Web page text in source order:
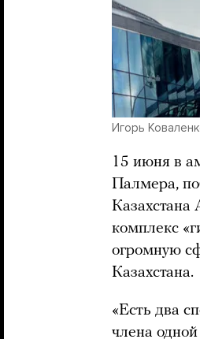
Игорь
15 июня в
Палмера,
Казахстана
комплекс
огромную
Казахстана.
«Есть два
члена